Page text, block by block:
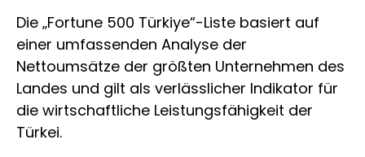
Die „Fortune 500 Türkiye“-Liste basiert auf
einer umfassenden Analyse der
Nettoumsätze der größten Unternehmen des
Landes und gilt als verlässlicher Indikator für
die wirtschaftliche Leistungsfähigkeit der
Türkei.